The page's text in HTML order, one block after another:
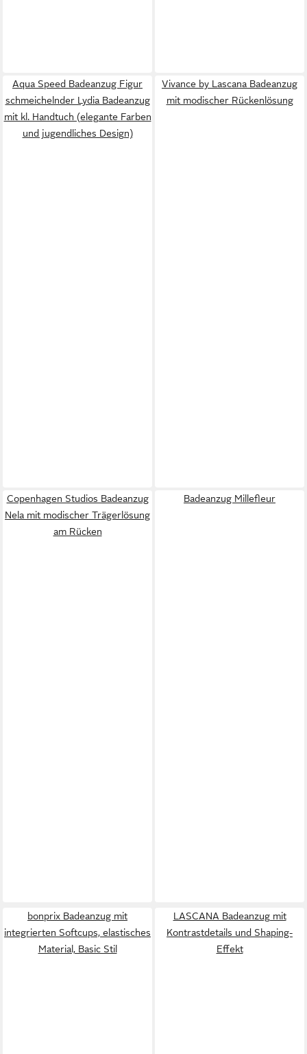
Aqua Speed Badeanzug Figur
schmeichelnder Lydia Badeanzug
mit kl. Handtuch (elegante Farben
und jugendliches Design)
Vivance by Lascana Badeanzug
mit modischer Rückenlösung
Copenhagen Studios Badeanzug
Nela mit modischer Trägerlösung
am Rücken
Badeanzug Millefleur
bonprix Badeanzug mit
integrierten Softcups, elastisches
Material, Basic Stil
LASCANA Badeanzug mit
Kontrastdetails und Shaping-
Effekt